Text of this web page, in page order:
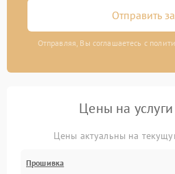
Отправить
Отправляя, Вы соглашаетесь с
Цены на
Цены актуальны на
Прошивка